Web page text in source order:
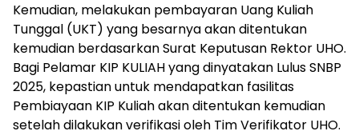
Kemudian, melakukan pembayaran Uang Kuliah
Tunggal (UKT) yang besarnya akan ditentukan
kemudian berdasarkan Surat Keputusan Rektor UHO.
Bagi Pelamar KIP KULIAH yang dinyatakan Lulus SNBP
2025, kepastian untuk mendapatkan fasilitas
Pembiayaan KIP Kuliah akan ditentukan kemudian
setelah dilakukan verifikasi oleh Tim Verifikator UHO.